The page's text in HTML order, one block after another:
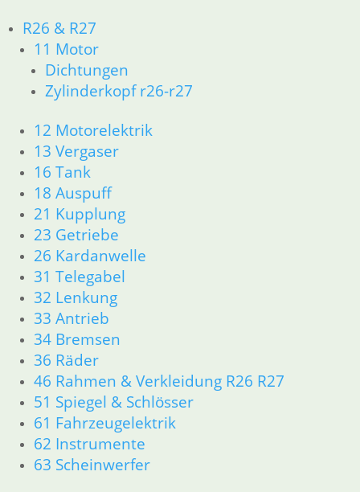
R26 & R27
11 Motor
Dichtungen
Zylinderkopf r26-r27
12 Motorelektrik
13 Vergaser
16 Tank
18 Auspuff
21 Kupplung
23 Getriebe
26 Kardanwelle
31 Telegabel
32 Lenkung
33 Antrieb
34 Bremsen
36 Räder
46 Rahmen & Verkleidung R26 R27
51 Spiegel & Schlösser
61 Fahrzeugelektrik
62 Instrumente
63 Scheinwerfer
11 Motor
Dichtungen
32 Lenkung
33 Antrieb
34 Bremsen
61 Fahrzeugelektrik
R25 /3
11 Motor R25/3
Dichtungen
Zylinderkopf
12 Motorelektrik
13 Vergaser
16 Tank
18 Auspuff
21 Kupplung
23 Getriebe
31 Telegabel
32 Lenkung
33 Antrieb
34 Bremsen
36 Räder
46 Rahmen Verkleidung R25/3
51 Spiegel & Schlösser
61 Fahrzeugelektrik